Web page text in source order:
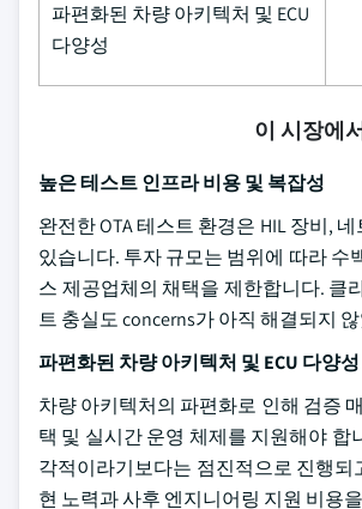
파편화된 차량 아키텍처 및 ECU
다양성
이 시장에
높은 테스트 인프라 비용 및 복잡성
완전한 OTA 테스트 환경은 HIL 장비,
있습니다. 투자 규모는 범위에 따라 수
스 제공업체의 채택을 제한합니다. 클
트 충실도 concerns가 아직 해결되지
파편화된 차량 아키텍처 및 ECU 다양성
차량 아키텍처의 파편화로 인해 검증
택 및 실시간 운영 체제를 지원해야 합
각적이라기보다는 점진적으로 진행되
현 노력과 사후 엔지니어링 지원 비용